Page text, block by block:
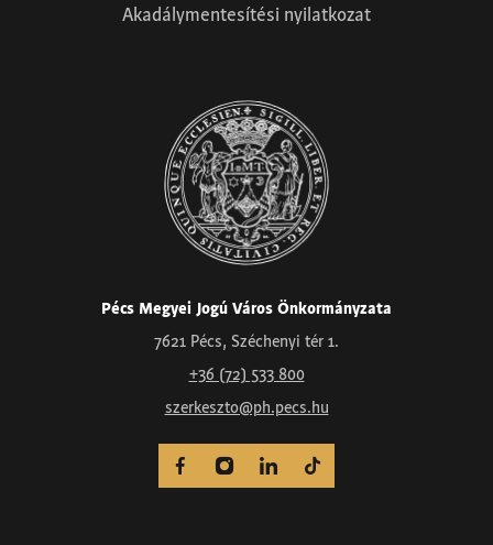
Akadálymentesítési nyilatkozat
Pécs Megyei Jogú Város Önkormányzata
7621 Pécs, Széchenyi tér 1.
+36 (72) 533 800
szerkeszto@ph.pecs.hu